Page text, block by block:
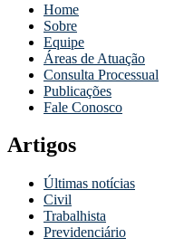
Home
Sobre
Equipe
Áreas de Atuação
Consulta Processual
Publicações
Fale Conosco
Artigos
Últimas notícias
Civil
Trabalhista
Previdenciário